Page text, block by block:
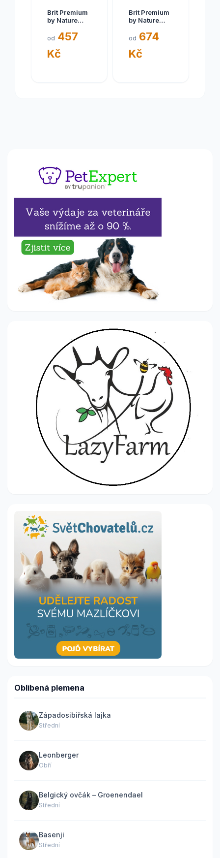
Brit Premium
by Nature
kg
od 457
Kč
Brit Premium
by Nature
od 674
Kč
Oblíbená plemena
Západosibiřská lajka
Střední
Leonberger
Obří
Belgický ovčák – Groenendael
Střední
Basenji
Střední